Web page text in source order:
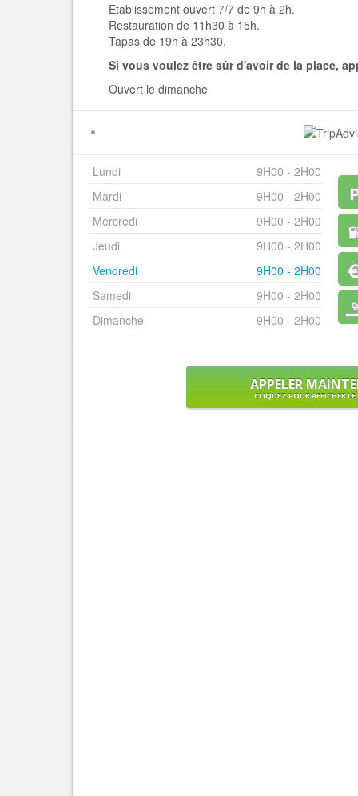
Etablissement ouvert 7/7 de 9h à 2h.
Restauration de 11h30 à 15h.
Tapas de 19h à 23h30.
Si vous voulez être sûr d'avoir de la place,
Ouvert le dimanche
Lundi
9H00 - 2H00
Mardi
9H00 - 2H00
Mercredi
9H00 - 2H00
Jeudi
9H00 - 2H00
Vendredi
9H00 - 2H00
Samedi
9H00 - 2H00
Dimanche
9H00 - 2H00
APPELER
CLIQUEZ POUR AFFICHER